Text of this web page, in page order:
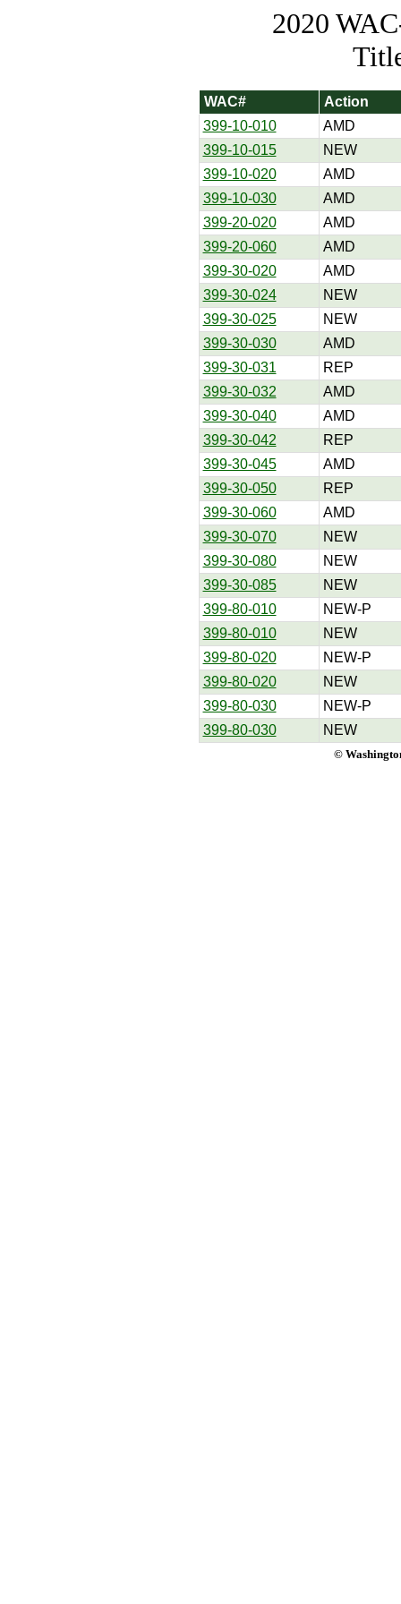
2020
WAC#
Action
399-10-010
AMD
399-10-015
NEW
399-10-020
AMD
399-10-030
AMD
399-20-020
AMD
399-20-060
AMD
399-30-020
AMD
399-30-024
NEW
399-30-025
NEW
399-30-030
AMD
399-30-031
REP
399-30-032
AMD
399-30-040
AMD
399-30-042
REP
399-30-045
AMD
399-30-050
REP
399-30-060
AMD
399-30-070
NEW
399-30-080
NEW
399-30-085
NEW
399-80-010
NEW-P
399-80-010
NEW
399-80-020
NEW-P
399-80-020
NEW
399-80-030
NEW-P
399-80-030
NEW
©